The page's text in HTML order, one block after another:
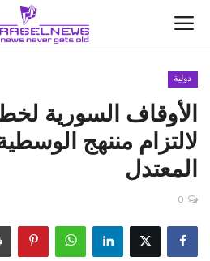
الأخبار
كتّابنا
السعودية
اقتصاد
دولية
الأوقاف السورية
لالتزام مننهج
المعتدل
0